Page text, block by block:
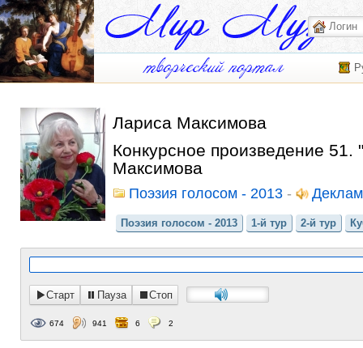
Лариса Максимова
Конкурсное произведение
Максимова
Поэзия голосом - 2013 -
Поэзия голосом - 2013 1-й тур 2-й тур
Старт Пауза Стоп
674 941 6 2